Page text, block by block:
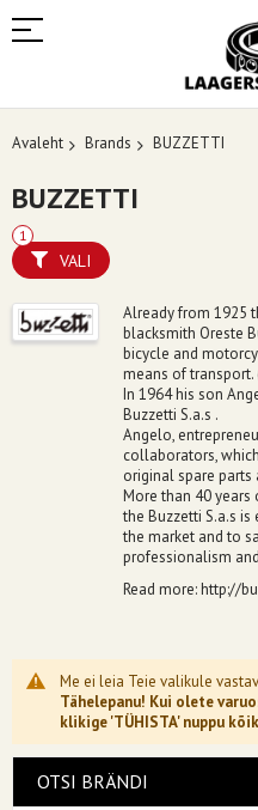
Avaleht Brands BUZZETTI
BUZZETTI
Already from 1925
blacksmith Oreste
bicycle and
means of
In 1964 his son
Buzzetti S.a.s .
Angelo,
collaborators,
original spare parts
More than 40 years
the Buzzetti S.a.s
the market and to
professionalism
Read more:http://
Me ei leia Teie valikule
Tähelepanu! Kui olete
klikige 'TÜHISTA' nuppu
VALI
OTSI BRÄNDI